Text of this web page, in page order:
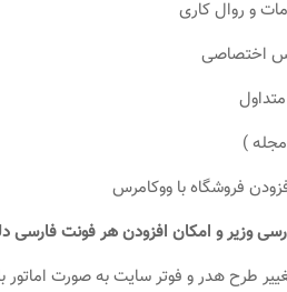
و روال کاری
اختصاصی
)
فروشگاه با ووکامرس
وزیر و امکان افزودن هر فونت
طرح هدر و فوتر سایت به صورت